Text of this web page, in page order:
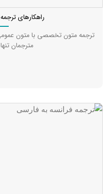
راهکارهای
ترجمه متون تخصصی با متون
مترجمان